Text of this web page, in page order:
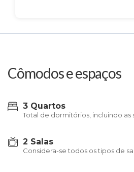
Cômodos e espaços
3 Quartos
Total de dormitórios, incluindo as
2 Salas
Considera-se todos os tipos de